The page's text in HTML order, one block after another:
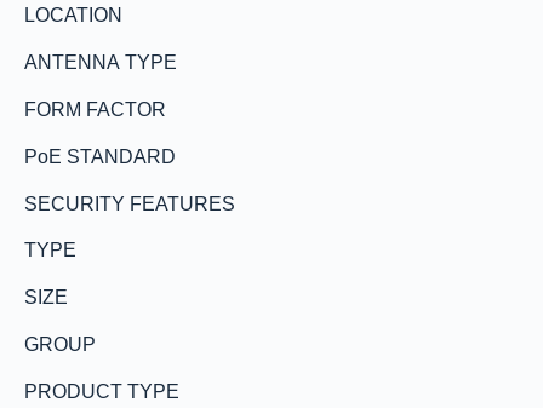
LOCATION
ANTENNA TYPE
FORM FACTOR
PoE STANDARD
SECURITY FEATURES
TYPE
SIZE
GROUP
PRODUCT TYPE